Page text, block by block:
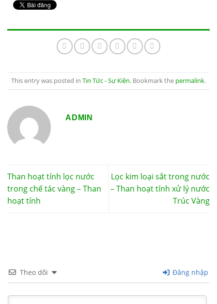
This entry was posted in Tin Tức - Sự Kiện. Bookmark the permalink.
ADMIN
Than hoạt tính lọc nước
trong chế tác vàng – Than
hoạt tính
Lọc kim loại sắt trong nước
– Than hoạt tính xử lý nước
Trúc Vàng
Theo dõi Đăng nhập